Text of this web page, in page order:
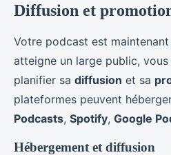
Diffusion et
Votre podcast est maintenant
atteigne un large public,
planifier sa diffusion et sa
plateformes peuvent
Podcasts, Spotify, Google
Hébergement et diffusion